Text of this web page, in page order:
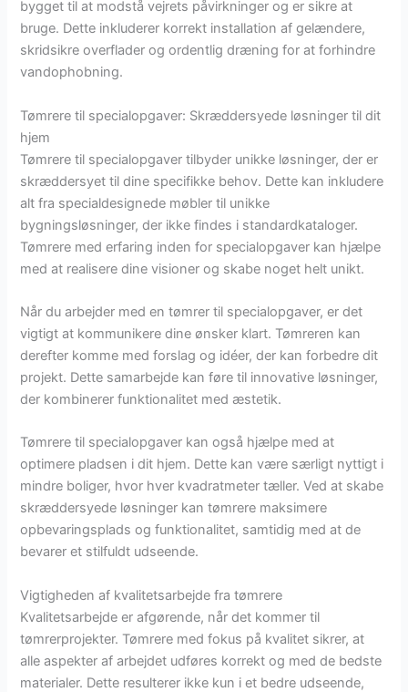
bygget til at modstå vejrets påvirkninger og er sikre at
bruge. Dette inkluderer korrekt installation af gelændere,
skridsikre overflader og ordentlig dræning for at forhindre
vandophobning.
Tømrere til specialopgaver: Skræddersyede løsninger til dit
hjem
Tømrere til specialopgaver tilbyder unikke løsninger, der er
skræddersyet til dine specifikke behov. Dette kan inkludere
alt fra specialdesignede møbler til unikke
bygningsløsninger, der ikke findes i standardkataloger.
Tømrere med erfaring inden for specialopgaver kan hjælpe
med at realisere dine visioner og skabe noget helt unikt.
Når du arbejder med en tømrer til specialopgaver, er det
vigtigt at kommunikere dine ønsker klart. Tømreren kan
derefter komme med forslag og idéer, der kan forbedre dit
projekt. Dette samarbejde kan føre til innovative løsninger,
der kombinerer funktionalitet med æstetik.
Tømrere til specialopgaver kan også hjælpe med at
optimere pladsen i dit hjem. Dette kan være særligt nyttigt i
mindre boliger, hvor hver kvadratmeter tæller. Ved at skabe
skræddersyede løsninger kan tømrere maksimere
opbevaringsplads og funktionalitet, samtidig med at de
bevarer et stilfuldt udseende.
Vigtigheden af kvalitetsarbejde fra tømrere
Kvalitetsarbejde er afgørende, når det kommer til
tømrerprojekter. Tømrere med fokus på kvalitet sikrer, at
alle aspekter af arbejdet udføres korrekt og med de bedste
materialer. Dette resulterer ikke kun i et bedre udseende,